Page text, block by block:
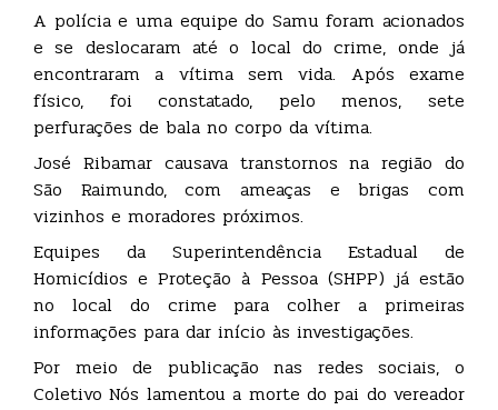
A polícia e uma equipe do Samu foram acionados
e se deslocaram até o local do crime, onde já
encontraram a vítima sem vida. Após exame
físico, foi constatado, pelo menos, sete
perfurações de bala no corpo da vítima.
José Ribamar causava transtornos na região do
São Raimundo, com ameaças e brigas com
vizinhos e moradores próximos.
Equipes da Superintendência Estadual de
Homicídios e Proteção à Pessoa (SHPP) já estão
no local do crime para colher a primeiras
informações para dar início às investigações.
Por meio de publicação nas redes sociais, o
Coletivo Nós lamentou a morte do pai do vereador